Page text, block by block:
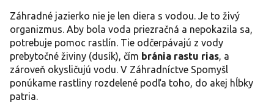
a
c
i
e
p
r
v
Záhradné jazierko nie je len diera s vodou. Je to živý
organizmus. Aby bola voda priezračná a nepokazila sa,
potrebuje pomoc rastlín. Tie odčerpávajú z vody
prebytočné živiny (dusík), čím bránia rastu rias, a
zároveň okysličujú vodu. V Záhradníctve Spomyšl
ponúkame rastliny rozdelené podľa toho, do akej hĺbky
patria.